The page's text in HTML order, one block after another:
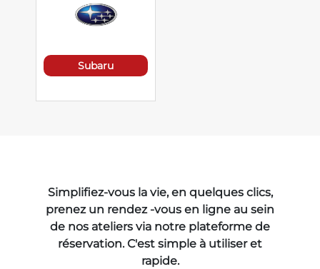
Subaru
Simplifiez-vous la vie, en quelques clics,
prenez un rendez -vous en ligne au sein
de nos ateliers via notre plateforme de
réservation. C'est simple à utiliser et
rapide.